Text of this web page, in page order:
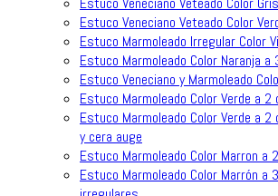
Estuco Veneciano Veteado Color
Estuco Marmoleado Irregular Color
Estuco Marmoleado Color Naranja a
Estuco Veneciano y Marmoleado
Estuco Marmoleado Color Verde a 2
Estuco Marmoleado Color Verde a
y cera auge
Estuco Marmoleado Color Marron a
Estuco Marmoleado Color Marrón a